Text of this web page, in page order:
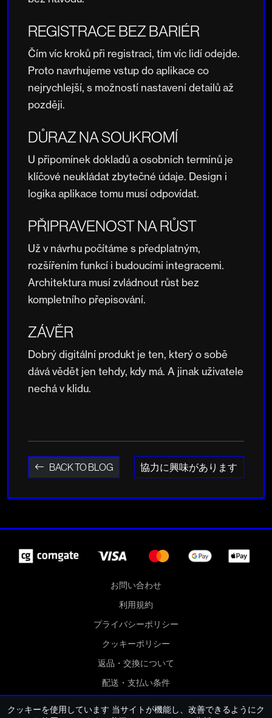
REGISTRACE BEZ BARIÉR
Čím víc kroků při registraci, tím víc lidí odejde.
Proto navrhujeme vstup do aplikace co
nejrychlejší, s možností nastavení detailů až
později.
DŮRAZ NA SOUKROMÍ
U připomínek dokladů a osobních termínů je
klíčové neukládat zbytečné údaje. Design i
logika aplikace tomu musí odpovídat.
PŘIPRAVENOST NA RŮST
Už v návrhu počítáme s předplatným,
rozšířením funkcí i budoucími integracemi.
Architektura musí zvládnout růst bez
kompletního přepisování.
ZÁVĚR
Dobrý digitální produkt je ten, který o sobě
dává vědět jen tehdy, kdy má. A jinak uživatele
nechá v klidu.
BACK TO BLOG 協力に興味があります
お問い合わせ
利用規約
プライバシーポリシー
クッキーポリシー
返品・交換について
配送・支払い条件
クッキーを使用しています 当サイトが機能し、改善できるようにク